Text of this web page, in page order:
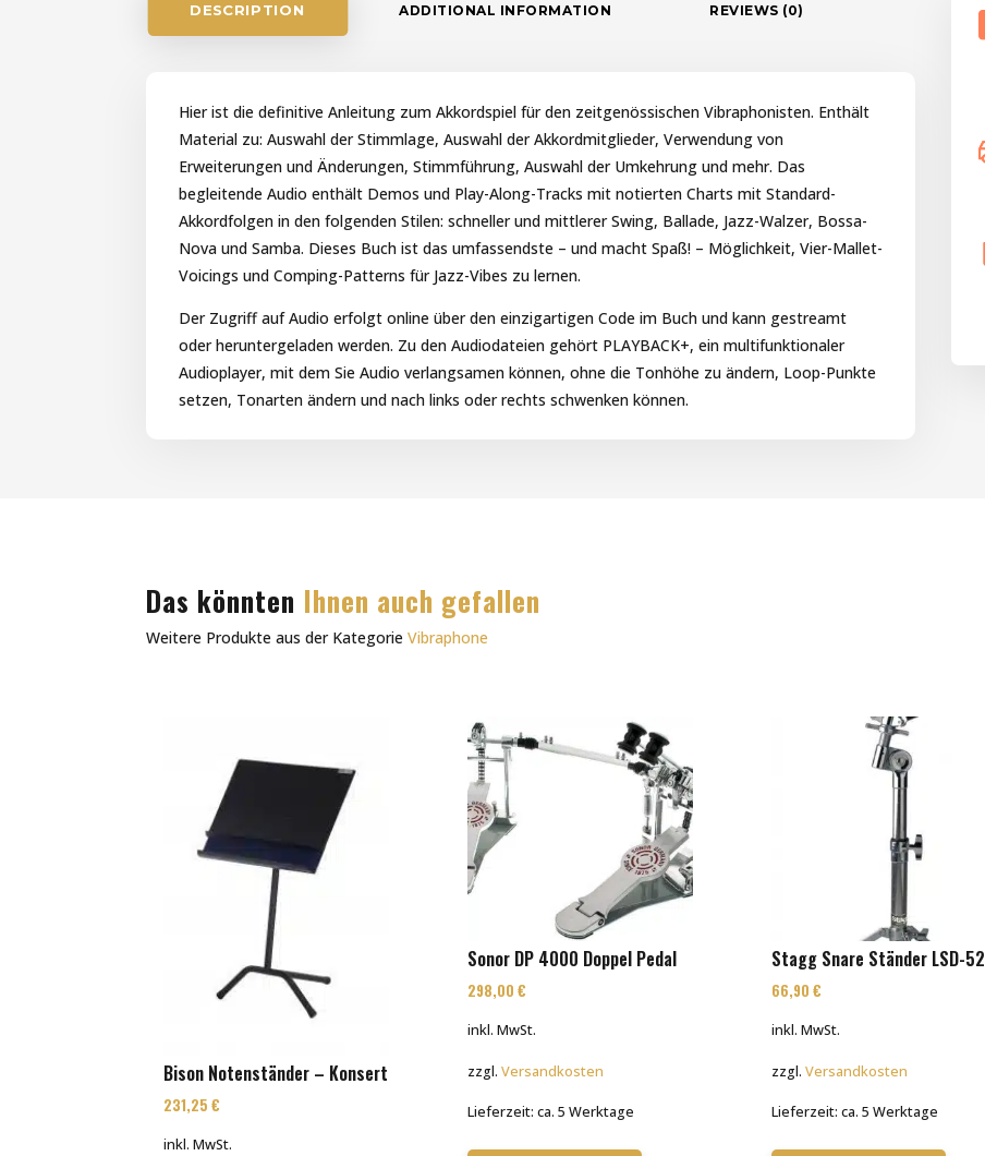
DESCRIPTION ADDITIONAL INFORMATION REVIEWS (0)
Hier ist die definitive Anleitung zum Akkordspiel für den zeitgenössischen Vibraphonisten. Enthält
Material zu: Auswahl der Stimmlage, Auswahl der Akkordmitglieder, Verwendung von
Erweiterungen und Änderungen, Stimmführung, Auswahl der Umkehrung und mehr. Das
begleitende Audio enthält Demos und Play-Along-Tracks mit notierten Charts mit Standard-
Akkordfolgen in den folgenden Stilen: schneller und mittlerer Swing, Ballade, Jazz-Walzer, Bossa-
Nova und Samba. Dieses Buch ist das umfassendste – und macht Spaß! – Möglichkeit, Vier-Mallet-
Voicings und Comping-Patterns für Jazz-Vibes zu lernen.
Der Zugriff auf Audio erfolgt online über den einzigartigen Code im Buch und kann gestreamt
oder heruntergeladen werden. Zu den Audiodateien gehört PLAYBACK+, ein multifunktionaler
Audioplayer, mit dem Sie Audio verlangsamen können, ohne die Tonhöhe zu ändern, Loop-Punkte
setzen, Tonarten ändern und nach links oder rechts schwenken können.
Das könnten Ihnen auch gefallen
Weitere Produkte aus der KategorieVibraphone
Bison Notenständer – Konsert
231,25€
inkl. MwSt.
Sonor DP 4000 Doppel Pedal
298,00€
inkl. MwSt.
zzgl.Versandkosten
Lieferzeit:ca. 5 Werktage
Stagg Snare Ständer LSD-52
66,90€
inkl. MwSt.
zzgl.Versandkosten
Lieferzeit:ca. 5 Werktage